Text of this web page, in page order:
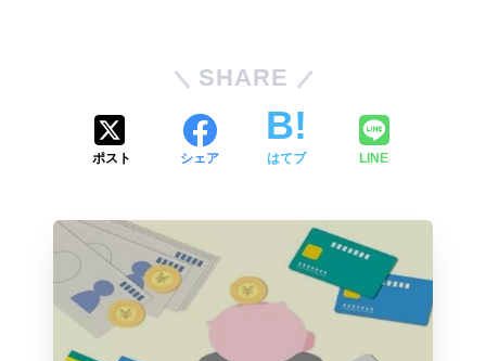
SHARE
ポスト シェア はてブ LINE